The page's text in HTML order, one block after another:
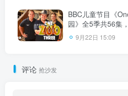
BBC儿童节目《
园》全5季共56集
幕，百度云网盘下
9月22日 15:09
评论 抢沙发